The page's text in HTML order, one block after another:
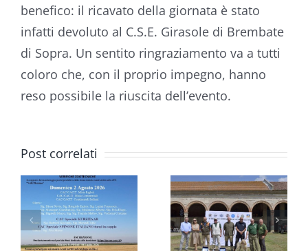
benefico: il ricavato della giornata è stato
infatti devoluto al C.S.E. Girasole di Brembate
di Sopra. Un sentito ringraziamento va a tutti
coloro che, con il proprio impegno, hanno
reso possibile la riuscita dell’evento.
Post correlati
VIII
TRIENNALE
MONDIALE
SPINONE
ITALIANO:
UN
QUARTO
CISP
CAMPO
FELICE: